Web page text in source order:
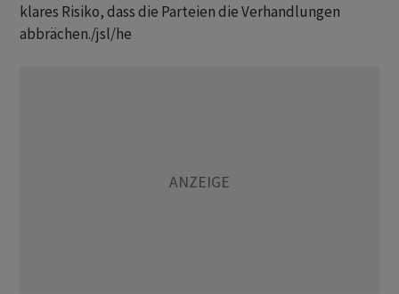
klares Risiko, dass die Parteien die Verhandlungen
abbrächen./jsl/he